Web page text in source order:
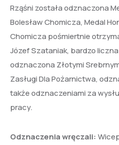
Rząśni została odznaczona
Bolesław Chomicza, Medal
Chomicza pośmiertnie
Józef Szataniak, bardzo
odznaczona Złotymi
Zasługi Dla Pożarnictwa,
także odznaczeniami za
pracy.
Odznaczenia wręczali: